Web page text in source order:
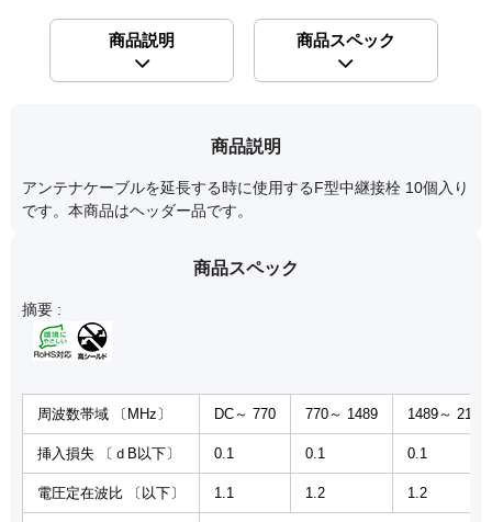
商品説明 商品スペック
商品説明
アンテナケーブルを延長する時に使用するF型中継接栓 10個入り
です。本商品はヘッダー品です。
商品スペック
摘要 :
周波数帯域 〔MHz〕 DC～ 770 770～ 1489 1489～ 2150
挿入損失 〔ｄB以下〕 0.1 0.1 0.1
電圧定在波比 〔以下〕 1.1 1.2 1.2